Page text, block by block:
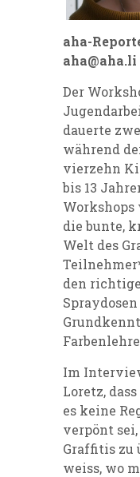
aha-
aha@aha.li
Der
dauerte
während
vierzehn
bis 13
Workshops
die bunte,
Welt des
den
Im
Loretz,
es keine
verpönt
Graffitis zu
weiss, wo